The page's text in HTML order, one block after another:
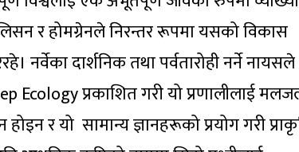
र होमग्रेनले निरन्तर रूपमा यसको विकास
नर्वेका दार्शनिक तथा पर्वतारोही नर्ने नायसले
Ecology प्रकाशित गरी यो प्रणालीलाई
होइन र यो सामान्य ज्ञानहरूको प्रयोग गरी